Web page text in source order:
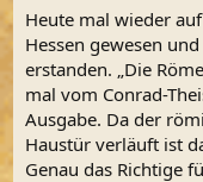
m
Heute mal wieder
Hessen gewesen
erstanden. „Die
mal vom Conrad-
Ausgabe. Da der
Haustür verläuft ist
Genau das Richtige